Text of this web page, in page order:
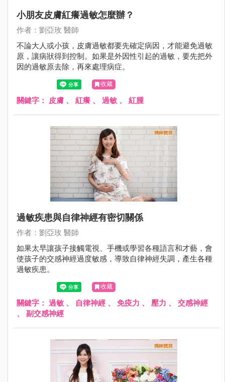
小朋友皮膚紅癢過敏怎麼辦？
作者：劉亞玫 醫師
不論大人或小孩，皮膚過敏都要先確定病因，才能避免過敏
原，讓病狀得到控制。如果是外因性引起的過敏，要先把外
因的過敏原去除，再來處理病症。
收藏
關鍵字： 皮膚 、 紅癢 、 過敏 、 紅腫
過敏疾患與自律神經有密切關係
作者：劉亞玫 醫師
如果太早讓孩子接觸電視、手機或學習各種語言和才藝，會
使孩子的交感神經過度敏感，導致自律神經失調，產生各種
過敏疾患。
收藏
關鍵字： 過敏 、 自律神經 、 免疫力 、 壓力 、 交感神經
、 副交感神經